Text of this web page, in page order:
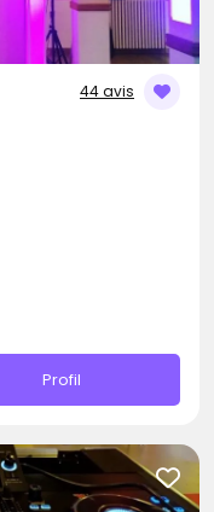
44 avis
Profil